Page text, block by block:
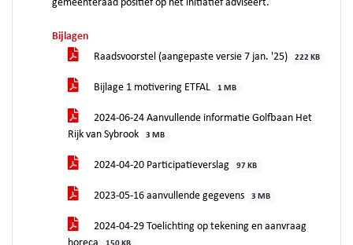
gemeenteraad positief op het initiatief adviseert.
Bijlagen
Raadsvoorstel (aangepaste versie 7 jan. '25)
222 KB
Bijlage 1 motivering ETFAL 1 MB
2024-06-24 Aanvullende informatie Golfbaan Het
Rijk van Sybrook
3 MB
2024-04-20 Participatieverslag 97 KB
2023-05-16 aanvullende gegevens 3 MB
2024-04-29 Toelichting op tekening en aanvraag